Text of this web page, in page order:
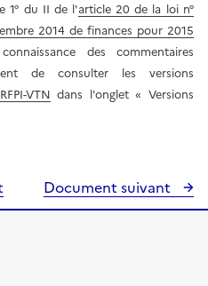
1° du II de l'article 20 de la loi n°
2014 de finances pour 2015
des commentaires
de consulter les versions
VTN dans l'onglet« Versions
Document suivant